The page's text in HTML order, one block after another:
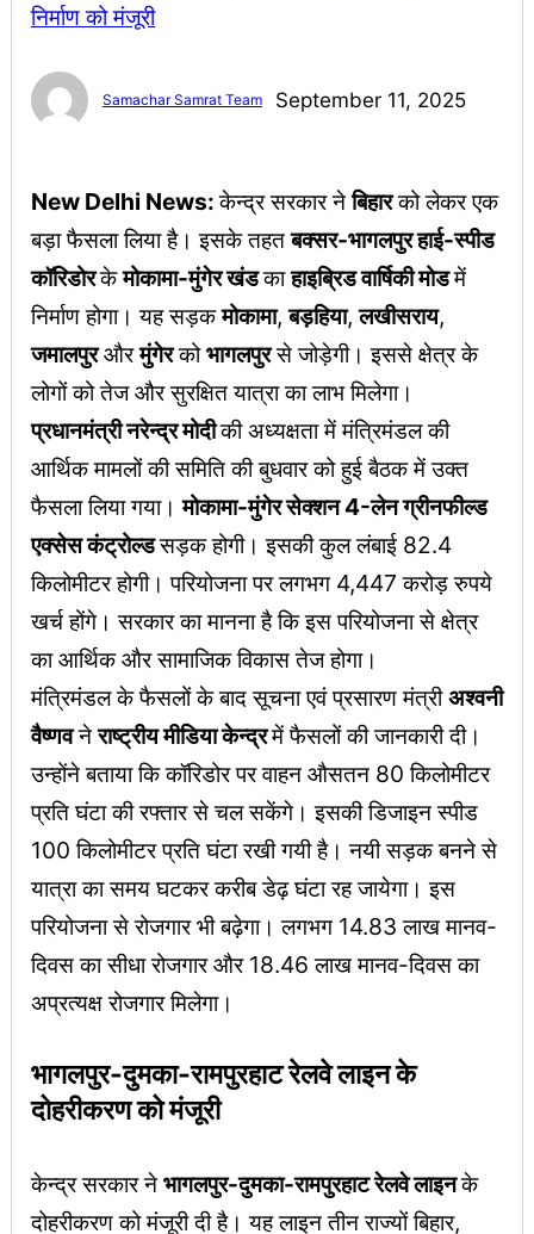
Samachar Samrat Team September 11, 2025
New Delhi News:केन्द्र सरकार नेबिहारको लेकर एक
बड़ा फैसला लिया है। इसके तहतबक्सर-भागलपुर हाई-स्पीड
कॉरिडोरकेमोकामा-मुंगेर खंडकाहाइब्रिड वार्षिकी मोडमें
निर्माण होगा। यह सड़कमोकामा,बड़हिया,लखीसराय,
जमालपुरऔरमुंगेरकोभागलपुरसे जोड़ेगी। इससे क्षेत्र के
लोगों को तेज और सुरक्षित यात्रा का लाभ मिलेगा।
प्रधानमंत्री नरेन्द्र मोदीकी अध्यक्षता में मंत्रिमंडल की
आर्थिक मामलों की समिति की बुधवार को हुई बैठक में उक्त
फैसला लिया गया।मोकामा-मुंगेर सेक्शन 4-लेन ग्रीनफील्ड
एक्सेस कंट्रोल्डसड़क होगी। इसकी कुल लंबाई 82.4
किलोमीटर होगी। परियोजना पर लगभग 4,447 करोड़ रुपये
खर्च होंगे। सरकार का मानना है कि इस परियोजना से क्षेत्र
का आर्थिक और सामाजिक विकास तेज होगा।
मंत्रिमंडल के फैसलों के बाद सूचना एवं प्रसारण मंत्रीअश्वनी
वैष्णवनेराष्ट्रीय मीडिया केन्द्रमें फैसलों की जानकारी दी।
उन्होंने बताया कि कॉरिडोर पर वाहन औसतन 80 किलोमीटर
प्रति घंटा की रफ्तार से चल सकेंगे। इसकी डिजाइन स्पीड
100 किलोमीटर प्रति घंटा रखी गयी है। नयी सड़क बनने से
यात्रा का समय घटकर करीब डेढ़ घंटा रह जायेगा। इस
परियोजना से रोजगार भी बढ़ेगा। लगभग 14.83 लाख मानव-
दिवस का सीधा रोजगार और 18.46 लाख मानव-दिवस का
अप्रत्यक्ष रोजगार मिलेगा।
भागलपुर-दुमका-रामपुरहाट रेलवे लाइन के
दोहरीकरण को मंजूरी
केन्द्र सरकार ने भागलपुर-दुमका-रामपुरहाट रेलवे लाइनके
दोहरीकरण को मंजूरी दी है। यह लाइन तीन राज्यों बिहार,